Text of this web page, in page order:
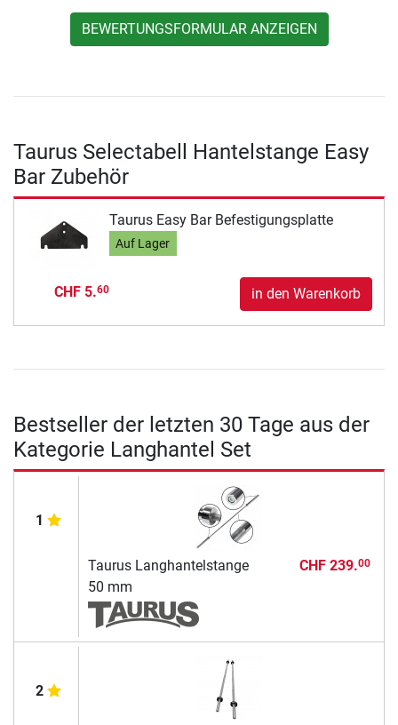
BEWERTUNGSFORMULAR ANZEIGEN
Taurus Selectabell Hantelstange Easy
Bar Zubehör
Taurus Easy Bar Befestigungsplatte
Auf Lager
CHF 5.60 in den Warenkorb
Bestseller der letzten 30 Tage aus der
Kategorie Langhantel Set
1
Taurus Langhantelstange
50 mm
CHF 239.00
2